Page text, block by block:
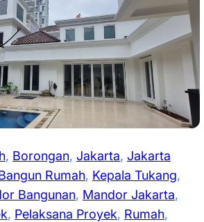
, Borongan, Jakarta, Jakarta
Rumah, Kepala Tukang
Bangunan, Mandor Jakarta
, Pelaksana Proyek, Rumah